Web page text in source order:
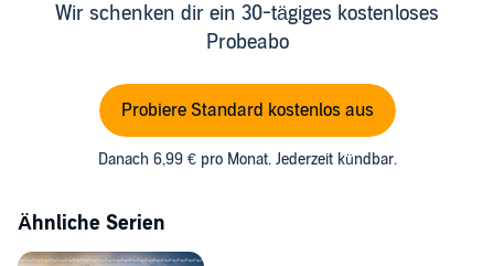
Wir schenken dir ein 30-tägiges kostenloses
Probeabo
Probiere Standard kostenlos aus
Danach 6,99 € pro Monat. Jederzeit kündbar.
Ähnliche Serien